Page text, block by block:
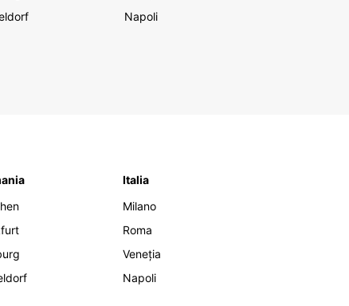
Napoli
Italia
Milano
Roma
Veneția
Napoli